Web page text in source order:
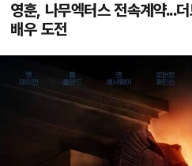
영훈, 나무엑터스 전속계약...
배우 도전